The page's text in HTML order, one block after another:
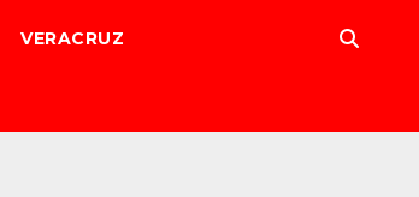
VERACRUZ